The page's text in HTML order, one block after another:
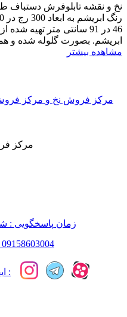
46 در 91 سانتی متر تهیه
ابریشم. بصورت گلوله شده و
مشاهده بیشتر
مرکز فروش نخ و
مرکز
زمان پاسخگویی : شنبه
09158603004
ایفرش در شبکه های اجتماعی :